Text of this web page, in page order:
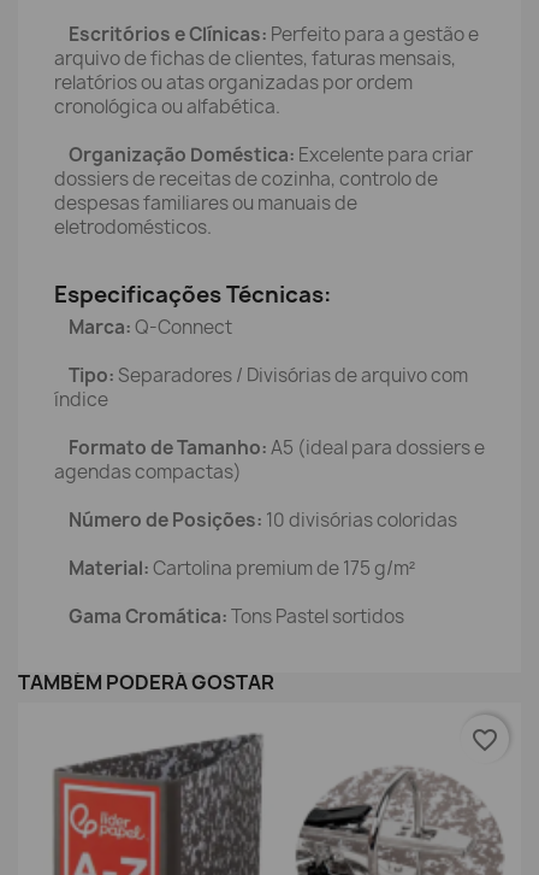
Escritórios e Clínicas: Perfeito para a gestão e
arquivo de fichas de clientes, faturas mensais,
relatórios ou atas organizadas por ordem
cronológica ou alfabética.
Organização Doméstica: Excelente para criar
dossiers de receitas de cozinha, controlo de
despesas familiares ou manuais de
eletrodomésticos.
Especificações Técnicas:
Marca:Q-Connect
Tipo: Separadores / Divisórias de arquivo com
índice
Formato de Tamanho:A5 (ideal para dossiers e
agendas compactas)
Número de Posições: 10 divisórias coloridas
Material:Cartolina premium de 175 g/m²
Gama Cromática:Tons Pastel sortidos
TAMBÉM PODERÁ GOSTAR
favorite_border